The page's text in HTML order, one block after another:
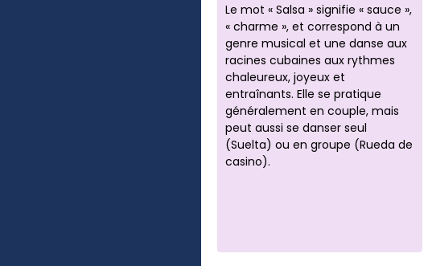
Le mot « Salsa » signifie « sauce »,
« charme », et correspond à un
genre musical et une danse aux
racines cubaines aux rythmes
chaleureux, joyeux et
entraînants. Elle se pratique
généralement en couple, mais
peut aussi se danser seul
(Suelta) ou en groupe (Rueda de
casino).